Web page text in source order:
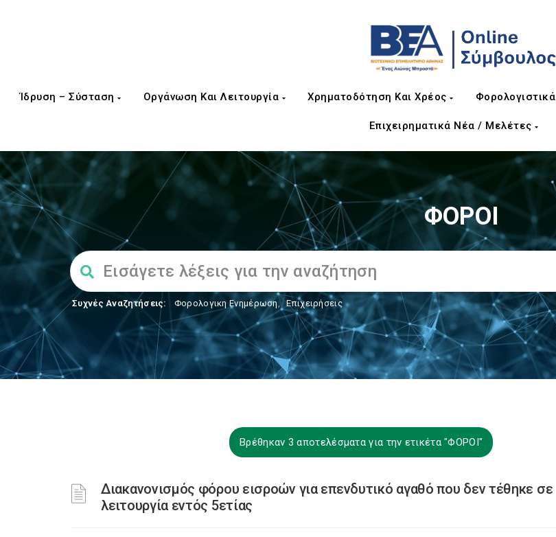
Ίδρυση – Σύσταση Οργάνωση Και Λειτουργία Χρηματοδότηση Και Χρέος Φορολογιστικά
Επιχειρηματικά Νέα / Μελέτες
ΦΟΡΟΙ
Συχνές Αναζητήσεις: Φορολογικη Ενημέρωση, Επιχειρήσεις
Βρέθηκαν 3 αποτελέσματα για την ετικέτα "ΦΟΡΟΙ"
Διακανονισμός φόρου εισροών για επενδυτικό αγαθό που δεν τέθηκε σε
λειτουργία εντός 5ετίας